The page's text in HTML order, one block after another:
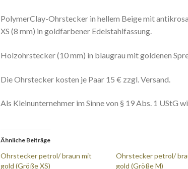
PolymerClay-Ohrstecker in hellem Beige mit
XS (8 mm) in goldfarbener Edelstahlfassung.
Holzohrstecker (10 mm) in blaugrau mit goldenen
Die Ohrstecker kosten je Paar 15 € zzgl. Versand.
Als Kleinunternehmer im Sinne von § 19 Abs. 1 UStG
Ähnliche Beiträge
Ohrstecker petrol/ braun mit
gold (Größe XS)
Ohrstecker petrol/
gold (Größe M)